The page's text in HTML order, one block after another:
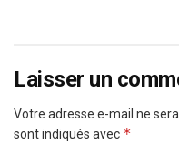
Laisser un
Votre adresse e-mail ne
sont indiqués avec *